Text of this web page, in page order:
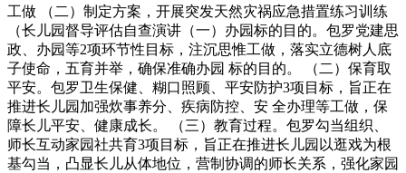
工做 （二）制定方案，开展突发天然灾祸应急措置练习训练
（长儿园督导评估自查演讲（一）办园标的目的。包罗党建思
政、办园等2项环节性目标，注沉思惟工做，落实立德树人底
子使命，五育并举，确保准确办园 标的目的。 （二）保育取
平安。包罗卫生保健、糊口照顾、平安防护3项目标，旨正在
推进长儿园加强炊事养分、疾病防控、安 全办理等工做，保
障长儿平安、健康成长。 （三）教育过程。包罗勾当组织、
师长互动家园社共育3项目标，旨正在推进长儿园以逛戏为根
基勾当，凸显长儿从体地位，营制协调的师长关系，强化家园